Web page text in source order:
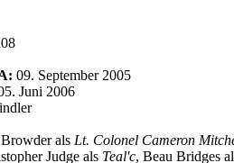
09. September 2005
Juni 2006
als Lt. Colonel Cameron
Judge als Teal'c, Beau Bridges